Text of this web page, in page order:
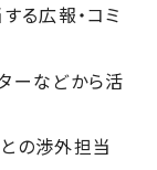
る広報・コミ
ーなどから活
の渉外担当